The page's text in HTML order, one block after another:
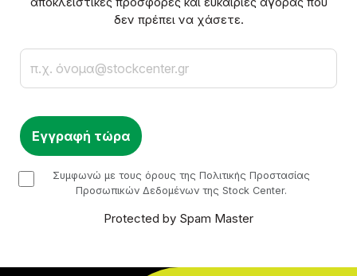
δεν πρέπει να χάσετε.
checkbox
Συμφωνώ με τους όρους της Πολιτικής Προστασίας
Προσωπικών Δεδομένων της Stock Center.
Protected by Spam Master